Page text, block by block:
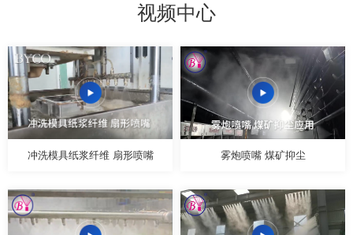
视频中心
冲洗模具纸浆纤维 扇形喷嘴 雾炮喷嘴 煤矿抑尘